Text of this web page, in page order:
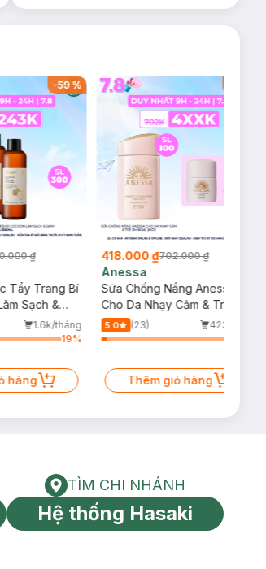
-59%
₫
Tẩy Trang Bí
Sạch &
1.6k/tháng
19%
hàng
418.000 ₫702.000 ₫
Anessa
Sữa Chống Nắng Anessa
Cho Da Nhạy Cảm & Trẻ Em
60ml (Mới)
5.0 (23)
423/tháng
Thêm giỏ hàng
Tìm chi nhánh
TÌM CHI NHÁNH
Hệ thống Hasaki